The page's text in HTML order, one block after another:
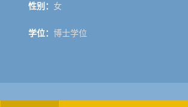
性别： 女
学位： 博士学位